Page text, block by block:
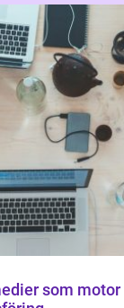
som motor